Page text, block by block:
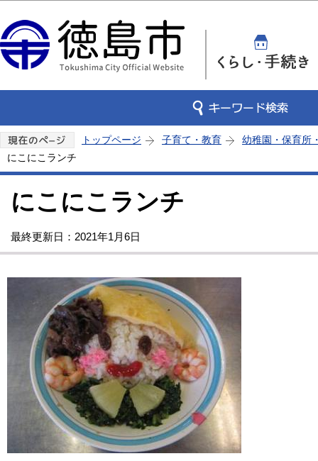
トップページ 子育て・教育
幼稚園・保育所
にこにこランチ
にこにこランチ
最終更新日：2021年1月6日